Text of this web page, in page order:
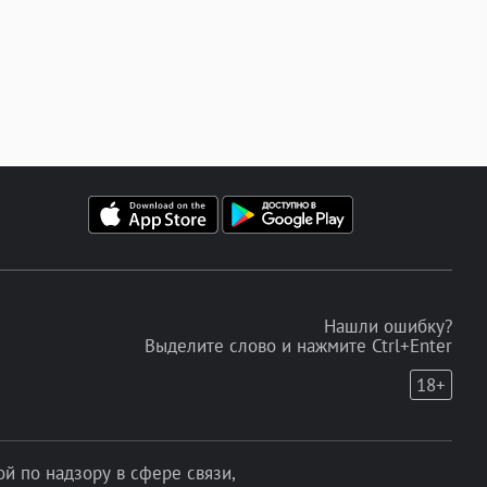
Нашли ошибку?
Выделите слово и нажмите Ctrl+Enter
18+
по надзору в сфере связи,